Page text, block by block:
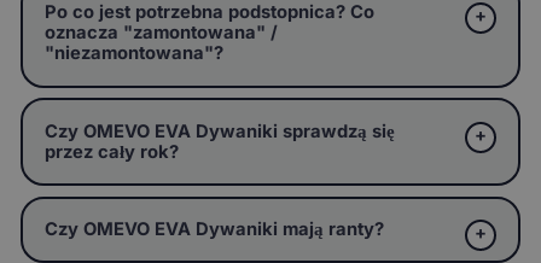
Po co jest potrzebna podstopnica? Co
oznacza "zamontowana" /
"niezamontowana"?
Czy OMEVO EVA Dywaniki sprawdzą się
przez cały rok?
Czy OMEVO EVA Dywaniki mają ranty?